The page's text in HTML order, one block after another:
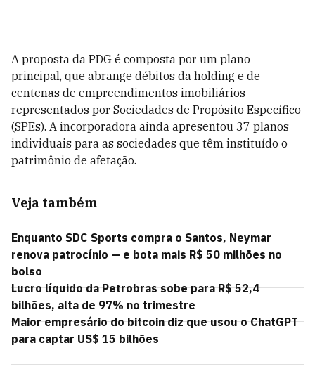
A proposta da PDG é composta por um plano
principal, que abrange débitos da holding e de
centenas de empreendimentos imobiliários
representados por Sociedades de Propósito Específico
(SPEs). A incorporadora ainda apresentou 37 planos
individuais para as sociedades que têm instituído o
patrimônio de afetação.
Veja também
Enquanto SDC Sports compra o Santos, Neymar
renova patrocínio — e bota mais R$ 50 milhões no
bolso
Lucro líquido da Petrobras sobe para R$ 52,4
bilhões, alta de 97% no trimestre
Maior empresário do bitcoin diz que usou o ChatGPT
para captar US$ 15 bilhões